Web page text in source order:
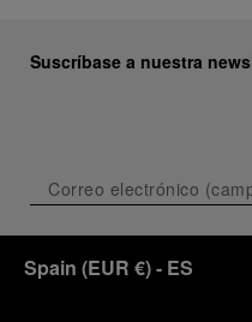
Suscríbase a nuestra
Spain (EUR €)- ES